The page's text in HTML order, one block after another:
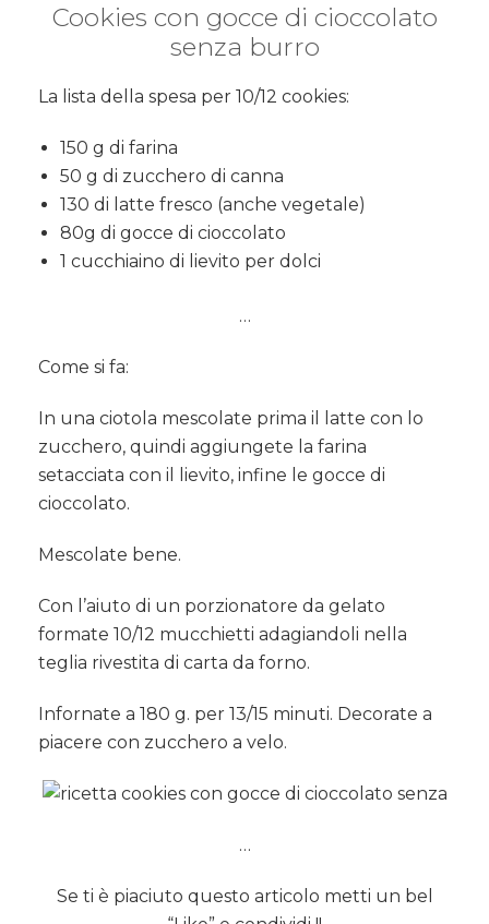
Cookies con gocce di cioccolato
senza burro
La lista della spesa per 10/12 cookies:
150 g di farina
50 g di zucchero di canna
130 di latte fresco (anche vegetale)
80g di gocce di cioccolato
1 cucchiaino di lievito per dolci
…
Come si fa:
In una ciotola mescolate prima il latte con lo
zucchero, quindi aggiungete la farina
setacciata con il lievito, infine le gocce di
cioccolato.
Mescolate bene.
Con l’aiuto di un porzionatore da gelato
formate 10/12 mucchietti adagiandoli nella
teglia rivestita di carta da forno.
Infornate a 180 g. per 13/15 minuti. Decorate a
piacere con zucchero a velo.
…
Se ti è piaciuto questo articolo metti un bel